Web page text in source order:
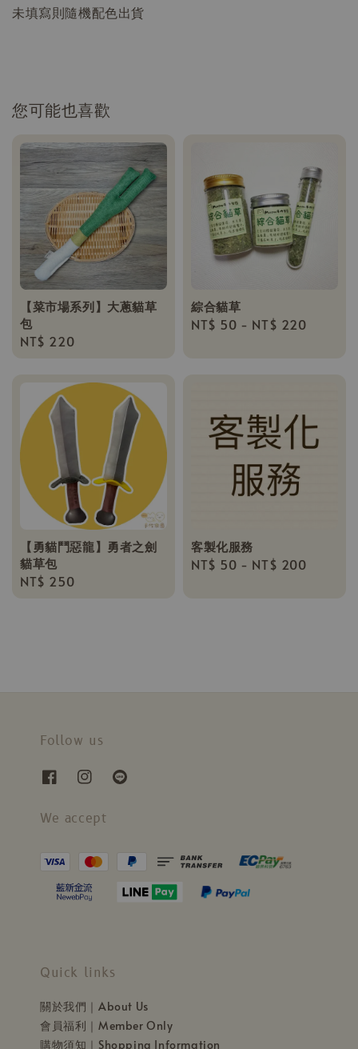
未填寫則隨機配色出貨
您可能也喜歡
【菜市場系列】大蔥貓草
包
Regular
NT$ 220
綜合貓草
Regular
NT$ 50 - NT$ 220
【勇貓鬥惡龍】勇者之劍
貓草包
Regular
NT$ 250
客製化服務
Regular
NT$ 50 - NT$ 200
Follow us
We accept
Quick links
關於我們｜About Us
會員福利｜Member Only
購物須知｜Shopping Information